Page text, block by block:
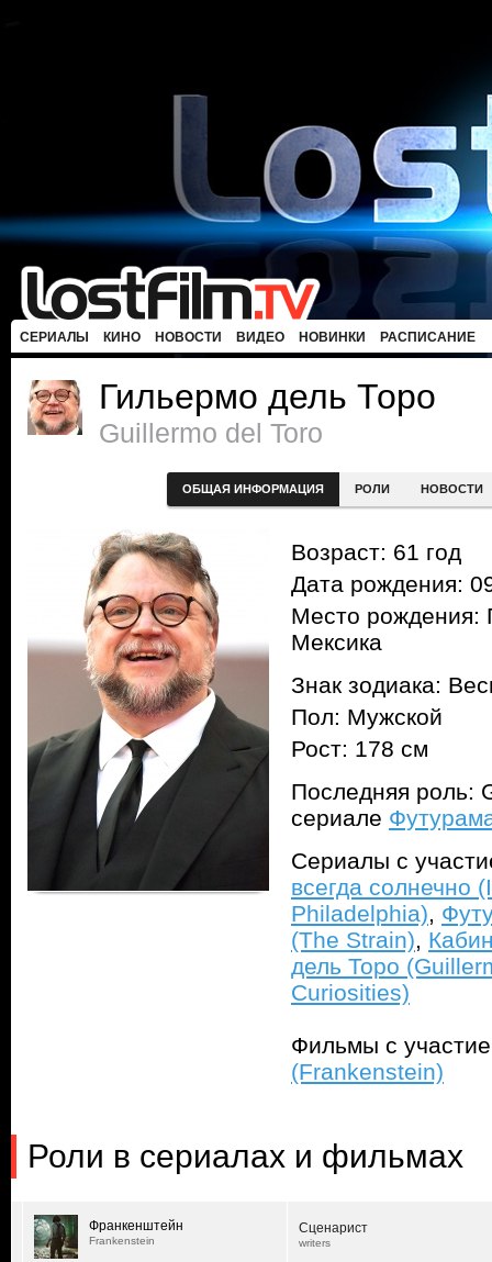
СЕРИАЛЫ КИНО НОВОСТИ ВИДЕО НОВИНКИ РАСПИСАНИЕ
Гильермо дель Торо
Guillermo del Toro
ОБЩАЯ ИНФОРМАЦИЯ РОЛИ НОВОСТИ
Возраст: 61 год
Дата рождения:
Место рождения:
Мексика
Знак зодиака:
Пол: Мужской
Рост: 178 см
Последняя роль:
сериале
Сериалы с
всегда солнечно
Philadelphia),
(The Strain),
дель Торо
Curiosities)
Фильмы с
(Frankenstein)
Роли в сериалах и фильмах
Франкенштейн
Frankenstein
Сценарист
writers